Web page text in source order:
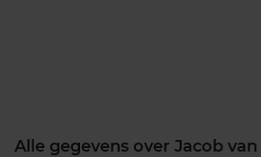
Alle gegevens over Jacob